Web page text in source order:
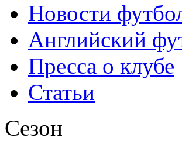
Новости
Английский
Пресса о клубе
Статьи
Сезон